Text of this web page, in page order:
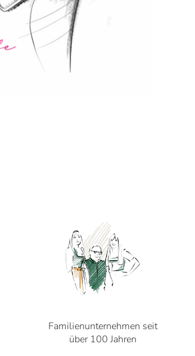
Familienunternehmen seit
über 100 Jahren